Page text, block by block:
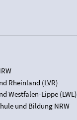
Rheinland (LVR)
Westfalen-Lippe (LWL)
und Bildung NRW